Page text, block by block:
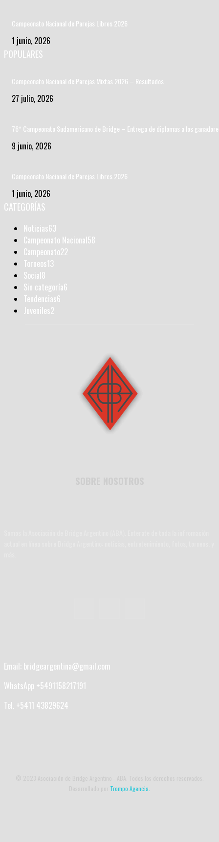
Campeonato Nacional de Parejas Libres 2026
1 junio, 2026
POPULARES
Campeonato Nacional de Parejas Mixtas 2026 – Resultados
27 julio, 2026
76* Campeonato Sudamericano de Bridge – Entrega de diplomas a los
9 junio, 2026
Campeonato Nacional de Parejas Libres 2026
1 junio, 2026
CATEGORÍAS
Noticias63
Campeonato Nacional58
Campeonato22
Torneos13
Social8
Sin categoría6
Tendencias6
Juveniles2
Email: bridgeargentina@gmail.com
WhatsApp +5491158217191
Tel. +5411 43829624
Trompo Agencia.